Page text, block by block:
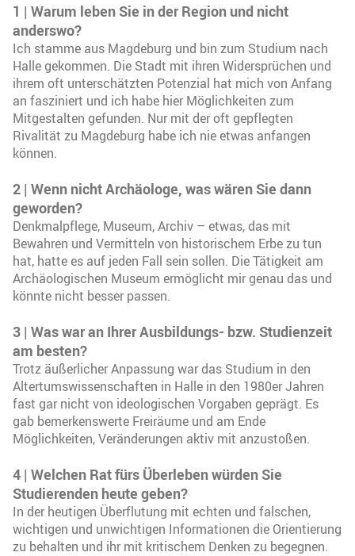
1 | Warum leben Sie in der Region und nicht
anderswo?
Ich stamme aus Magdeburg und bin zum Studium nach
Halle gekommen. Die Stadt mit ihren Widersprüchen und
ihrem oft unterschätzten Potenzial hat mich von Anfang
an fasziniert und ich habe hier Möglichkeiten zum
Mitgestalten gefunden. Nur mit der oft gepflegten
Rivalität zu Magdeburg habe ich nie etwas anfangen
können.
2 | Wenn nicht Archäologe, was wären Sie dann
geworden?
Denkmalpflege, Museum, Archiv – etwas, das mit
Bewahren und Vermitteln von historischem Erbe zu tun
hat, hatte es auf jeden Fall sein sollen. Die Tätigkeit am
Archäologischen Museum ermöglicht mir genau das und
könnte nicht besser passen.
3 | Was war an Ihrer Ausbildungs- bzw. Studienzeit
am besten?
Trotz äußerlicher Anpassung war das Studium in den
Altertumswissenschaften in Halle in den 1980er Jahren
fast gar nicht von ideologischen Vorgaben geprägt. Es
gab bemerkenswerte Freiräume und am Ende
Möglichkeiten, Veränderungen aktiv mit anzustoßen.
4 | Welchen Rat fürs Überleben würden Sie
Studierenden heute geben?
In der heutigen Überflutung mit echten und falschen,
wichtigen und unwichtigen Informationen die Orientierung
zu behalten und ihr mit kritischem Denken zu begegnen.